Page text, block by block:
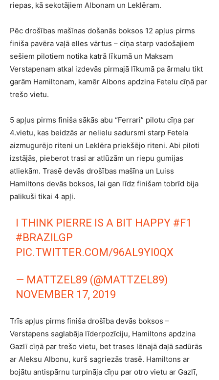
riepas, kā sekotājiem Albonam un Leklēram.
Pēc drošības mašīnas došanās boksos 12 apļus pirms
finiša pavēra vaļā elles vārtus – cīņa starp vadošajiem
sešiem pilotiem notika katrā līkumā un Maksam
Verstapenam atkal izdevās pirmajā līkumā pa ārmalu tikt
garām Hamiltonam, kamēr Albons apdzina Fetelu cīņā par
trešo vietu.
5 apļus pirms finiša sākās abu “Ferrari” pilotu cīņa par
4.vietu, kas beidzās ar nelielu sadursmi starp Fetela
aizmugurējo riteni un Leklēra priekšējo riteni. Abi piloti
izstājās, pieberot trasi ar atlūzām un riepu gumijas
atliekām. Trasē devās drošības mašīna un Luiss
Hamiltons devās boksos, lai gan līdz finišam tobrīd bija
palikuši tikai 4 apļi.
I THINK PIERRE IS A BIT HAPPY #F1
#BRAZILGP
PIC.TWITTER.COM/96AL9YI0QX
— MATTZEL89 (@MATTZEL89)
NOVEMBER 17, 2019
Trīs apļus pirms finiša drošība devās boksos –
Verstapens saglabāja līderpozīciju, Hamiltons apdzina
Gazlī cīņā par trešo vietu, bet trases lēnajā daļā sadūrās
ar Aleksu Albonu, kurš sagriezās trasē. Hamiltons ar
bojātu antispārnu turpināja cīņu par otro vietu ar Gazlī,